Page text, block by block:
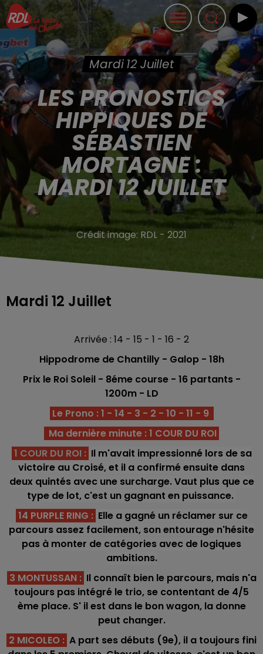
Mardi 12 Juillet
LES PRONOSTICS
HIPPIQUES DE
SÉBASTIEN
MORTAGNE :
MARDI 12 JUILLET
Crédit image: RDL - 2021
Mardi 12 Juillet
Arrivée : 14 - 15 - 1 - 16 - 2
Hippodrome de Chantilly - Galop - 18h
Prix le Roi Soleil - 8émecourse - 16 partants -
1200m - LD
Le Prono : 1 - 14 - 3 - 2 - 10 - 11 - 9
Ma dernière minute : 1 COUR DU ROI
1 COUR DU ROI : Il m'avait impressionné lors de sa
victoire au Croisé, et il a confirmé ensuite dans
deux quintés avec une surcharge. Vaut plus que ce
type de lot, c'est un gagnant en puissance.
14 PURPLE RING : Elle a gagné un réclamer sur ce
parcours assez facilement, son entourage n'hésite
pas à monter de catégories avec de logiques
ambitions.
3 MONTUSSAN : Il connaît bien le parcours, mais n'a
toujours pas intégré le trio, se contentant de 4/5
ème place. S' il est dans le bon wagon, la donne
peut changer.
2 MICOLEO : A part ses débuts (9e), il a toujours fini